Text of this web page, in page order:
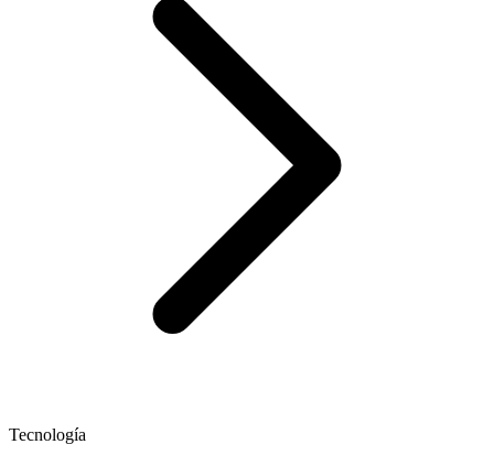
Tecnología